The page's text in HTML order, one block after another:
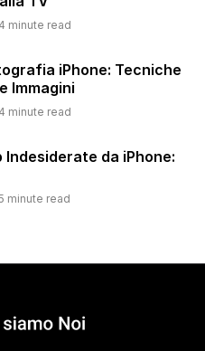
4 minute read
iPhone: Tecniche
Immagini
4 minute read
Indesiderate da iPhone:
minute read